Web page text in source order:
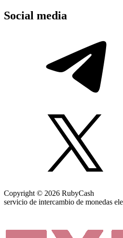
Social media
Copyright © 2026 RubyCash
servicio de intercambio de monedas